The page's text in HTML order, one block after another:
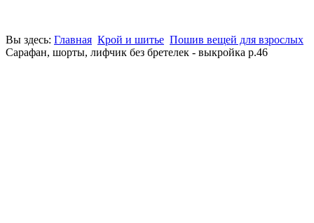
Вы здесь: Главная Крой и шитье Пошив вещей для взрослых
Сарафан, шорты, лифчик без бретелек - выкройка р.46